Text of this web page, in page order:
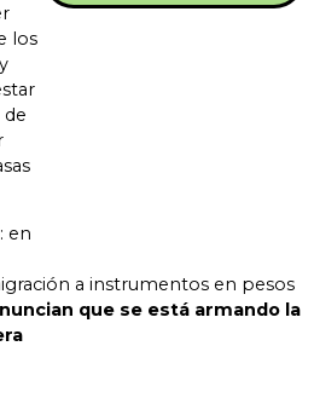
los
en
a instrumentos en pesos
que se está armando la